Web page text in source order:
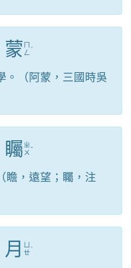
蒙 ㄇ
ㄥ ˊ
。（阿蒙，三國時吳
矚 ㄓ
ㄨ ˇ
瞻，遠望；矚，注
月
ㄝˋ